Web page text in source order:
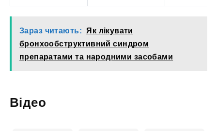
Зараз читають: Як лікувати
бронхообструктивний синдром
препаратами та народними засобами
Відео